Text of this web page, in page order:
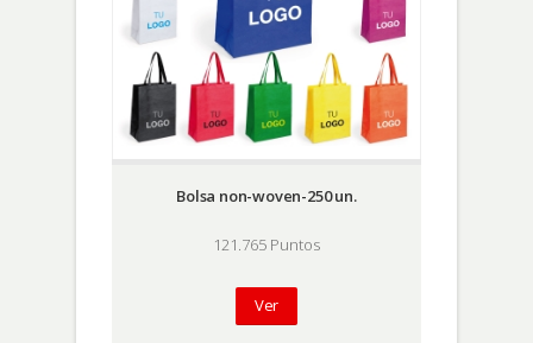
Bolsa non-woven-250 un.
121.765 Puntos
Ver